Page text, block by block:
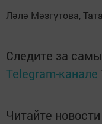
Ләлә Мәзгүтова,
Следите за
Telegram-канале
Читайте